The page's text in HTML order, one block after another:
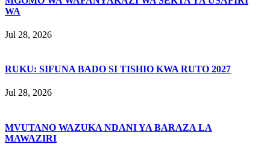
WA
Jul 28, 2026
RUKU: SIFUNA BADO SI TISHIO KWA RUTO 2027
Jul 28, 2026
MVUTANO WAZUKA NDANI YA BARAZA LA
MAWAZIRI